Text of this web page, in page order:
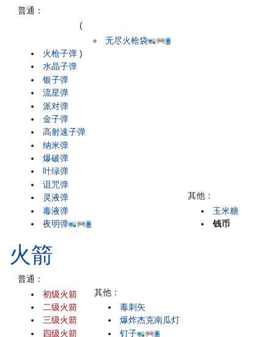
普通：
火枪子弹
(
无尽火枪袋
)
水晶子弹
银子弹
流星弹
派对弹
金子弹
高射速子弹
纳米弹
爆破弹
叶绿弹
诅咒弹
灵液弹
毒液弹
夜明弹
其他：
玉米糖
钱币
火箭
普通：
初级火箭
二级火箭
三级火箭
四级火箭
其他：
毒刺矢
爆炸杰克南瓜灯
钉子